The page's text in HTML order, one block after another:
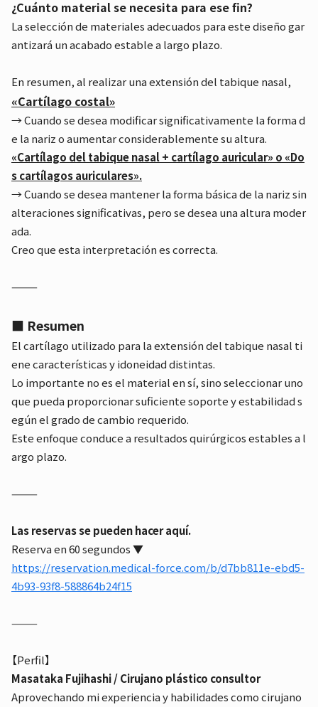
¿Cuánto material se necesita para ese fin?
La selección de materiales adecuados para este diseño gar
antizará un acabado estable a largo plazo.
En resumen, al realizar una extensión del tabique nasal,
«Cartílago costal»
→ Cuando se desea modificar significativamente la forma d
e la nariz o aumentar considerablemente su altura.
«Cartílago del tabique nasal + cartílago auricular» o «Do
s cartílagos auriculares».
→ Cuando se desea mantener la forma básica de la nariz sin
alteraciones significativas, pero se desea una altura moder
ada.
Creo que esta interpretación es correcta.
⸻
■ Resumen
El cartílago utilizado para la extensión del tabique nasal ti
ene características y idoneidad distintas.
Lo importante no es el material en sí, sino seleccionar uno
que pueda proporcionar suficiente soporte y estabilidad s
egún el grado de cambio requerido.
Este enfoque conduce a resultados quirúrgicos estables a l
argo plazo.
⸻
Las reservas se pueden hacer aquí.
Reserva en 60 segundos ▼
https://reservation.medical-force.com/b/d7bb811e-ebd5-
4b93-93f8-588864b24f15
⸻
【Perfil】
Masataka Fujihashi / Cirujano plástico consultor
Aprovechando mi experiencia y habilidades como cirujano